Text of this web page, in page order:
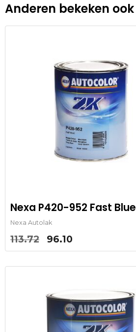
Anderen bekeken ook
Nexa P420-952 Fast Blue
Nexa Autolak
113.72
Oorspronkelijke
prijs
was:
96.10
prijs
is: